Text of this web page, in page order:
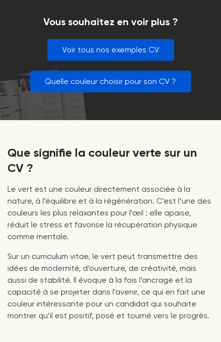
Vous souhaitez en voir plus ?
Voir tous nos exemples CV
Quelle couleur choisir pour son CV ?
Que signifie la couleur verte sur un
CV ?
Le vert est une couleur directement associée à la
nature, à l’équilibre et à la régénération. C’est l’une des
couleurs les plus relaxantes pour l’œil : elle apaise,
réduit le stress et favorise la récupération physique
comme mentale.
Sur un curriculum vitae, le vert peut transmettre des
idées de modernité, d’ouverture, de créativité, mais
aussi de stabilité. Il évoque à la fois l’ancrage et la
capacité à se projeter dans l’avenir, ce qui en fait une
couleur intéressante pour un candidat qui souhaite
montrer qu’il est positif, posé et tourné vers le progrès.